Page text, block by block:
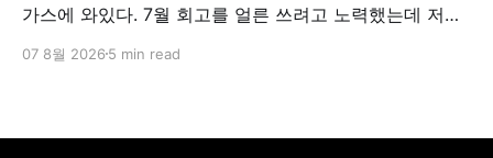
가스에 와있다. 7월 회고를 얼른 쓰려고 노력했는데 저녁
금 여유가 있어서 호텔 로비에 앉아서 회고글을 쓰고 있
개발에 집중해서 일하게 되었다. 다만, 계속
07 8월 2026 5 min read